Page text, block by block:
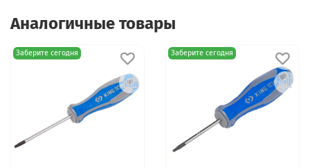
Аналогичные товары
Заберите сегодня Заберите сегодня